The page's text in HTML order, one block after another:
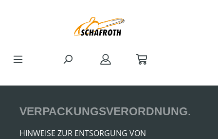
VERPACKUNGSVERORDNUNG.
HINWEISE ZUR ENTSORGUNG VON